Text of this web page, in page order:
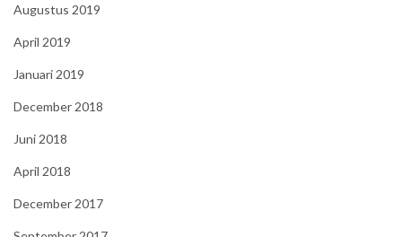
Augustus 2019
April 2019
Januari 2019
December 2018
Juni 2018
April 2018
December 2017